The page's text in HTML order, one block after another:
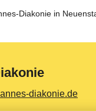
Diakonie in
diakonie.de